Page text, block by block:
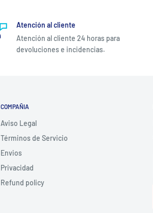
Atención al cliente
Atención al cliente 24 horas para
devoluciones e incidencias.
COMPAÑIA
Aviso Legal
Términos de Servicio
Envios
Privacidad
Refund policy